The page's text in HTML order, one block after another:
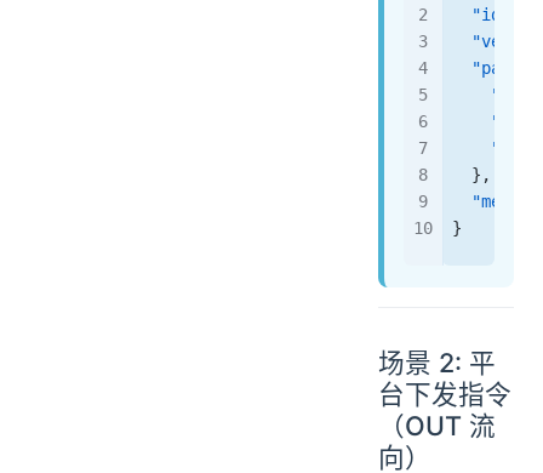
  "id"
  },
}
场景 2: 平
台下发指令
（OUT 流
向）